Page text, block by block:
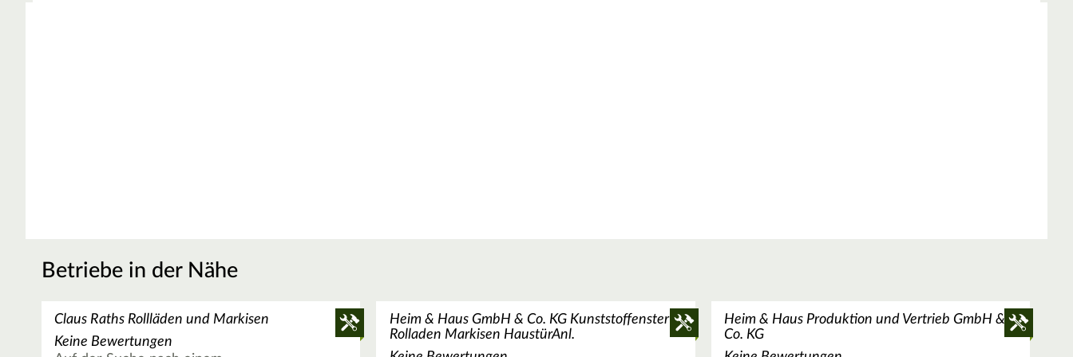
Betriebe in der Nähe
Claus Raths Rollläden und Markisen
Keine Bewertungen
Heim & Haus GmbH & Co. KG Kunststoffenster
Rolladen Markisen HaustürAnl.
Heim & Haus Produktion und Vertrieb GmbH &
Co. KG